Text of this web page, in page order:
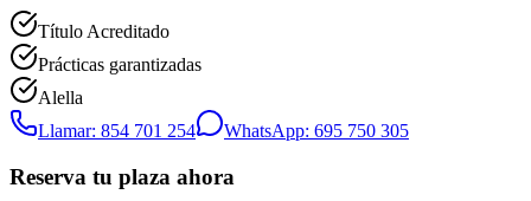
Título Acreditado
Prácticas garantizadas
Alella
Llamar: 854 701 254
WhatsApp: 695 750 305
Reserva tu plaza ahora